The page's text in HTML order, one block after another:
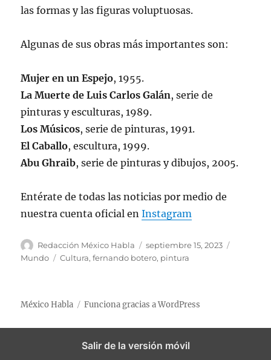
las formas y las figuras voluptuosas.
Algunas de sus obras más importantes son:
Mujer en un Espejo, 1955.
La Muerte de Luis Carlos Galán, serie de
pinturas y esculturas, 1989.
Los Músicos, serie de pinturas, 1991.
El Caballo, escultura, 1999.
Abu Ghraib, serie de pinturas y dibujos, 2005.
Entérate de todas las noticias por medio de
nuestra cuenta oficial enInstagram
A
u
Redacción México Habla
P
u
c
o
septiembre 15, 2023
Mundo
E
u
Cultura,fernando botero, pintura
México Habla Funciona gracias a WordPress
Salir de la versión móvil